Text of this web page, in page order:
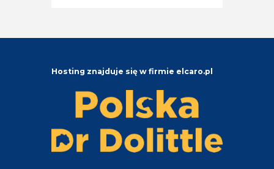
Hosting znajduje się w firmie elcaro.pl